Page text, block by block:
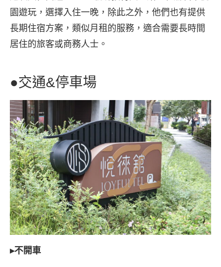
園遊玩，選擇入住一晚，除此之外，他們也有提供
長期住宿方案，類似月租的服務，適合需要長時間
居住的旅客或商務人士。
●交通&停車場
▸不開車